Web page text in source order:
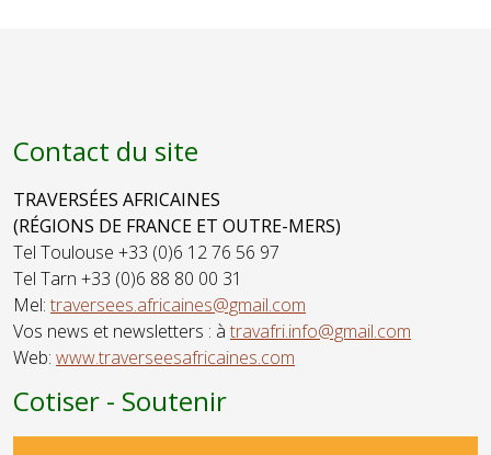
Contact du site
TRAVERSÉES AFRICAINES
(RÉGIONS DE FRANCE ET OUTRE-MERS)
Tel Toulouse +33 (0)6 12 76 56 97
Tel Tarn +33 (0)6 88 80 00 31
Mel: traversees.africaines@gmail.com
Vos news et newsletters : à travafri.info@gmail.com
Web: www.traverseesafricaines.com
Cotiser - Soutenir